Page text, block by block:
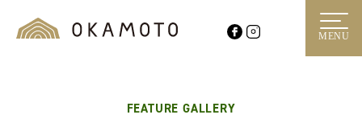
MENU
FEATURE GALLERY